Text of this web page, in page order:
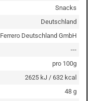
Snacks
Deutschland
Ferrero Deutschland GmbH
---
pro 100g
2625 kJ / 632 kcal
48 g